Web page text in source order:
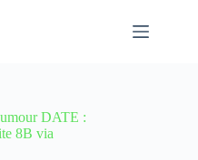
DATE :
8B via